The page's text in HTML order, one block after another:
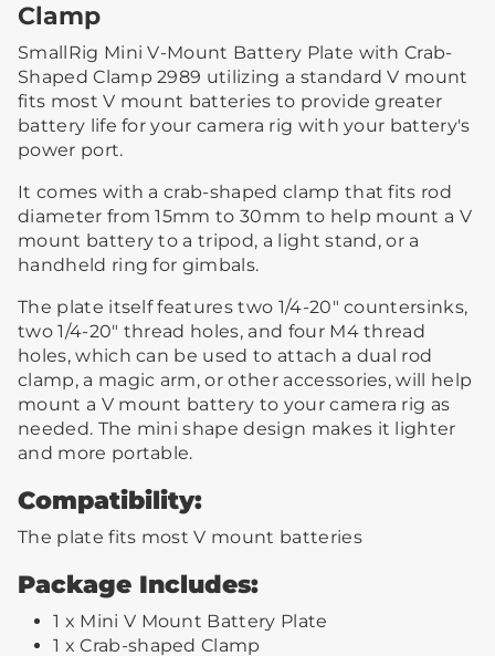
Clamp
SmallRig Mini V-Mount Battery Plate with Crab-
Shaped Clamp 2989 utilizing a standard V mount
fits most V mount batteries to provide greater
battery life for your camera rig with your battery's
power port.
It comes with a crab-shaped clamp that fits rod
diameter from 15mm to 30mm to help mount a V
mount battery to a tripod, a light stand, or a
handheld ring for gimbals.
The plate itself features two 1/4-20" countersinks,
two 1/4-20" thread holes, and four M4 thread
holes, which can be used to attach a dual rod
clamp, a magic arm, or other accessories, will help
mount a V mount battery to your camera rig as
needed. The mini shape design makes it lighter
and more portable.
Compatibility:
The plate fits most V mount batteries
Package Includes:
1 x Mini V Mount Battery Plate
1 x Crab-shaped Clamp